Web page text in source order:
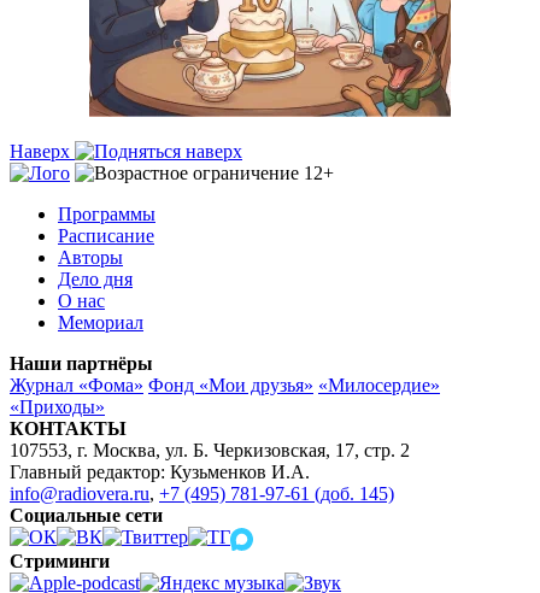
Наверх
Программы
Расписание
Авторы
Дело дня
О нас
Мемориал
Наши партнёры
Журнал «Фома» Фонд «Мои друзья» «Милосердие»
«Приходы»
КОНТАКТЫ
107553, г. Москва, ул. Б. Черкизовская, 17, стр. 2
Главный редактор: Кузьменков И.А.
info@radiovera.ru, +7 (495) 781-97-61 (доб. 145)
Социальные сети
Стриминги